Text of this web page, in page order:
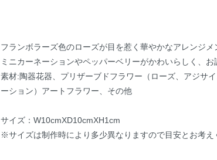
フランボラーズ色のローズが目を惹く華やかなアレンジメ
ミニカーネーションやペッパーベリーがかわいらしく、お
素材:陶器花器、プリザーブドフラワー（ローズ、アジサ
ーション）アートフラワー、その他
サイズ：W10cmXD10cmXH1cm
※サイズは制作時により多少異なりますので目安とお考え